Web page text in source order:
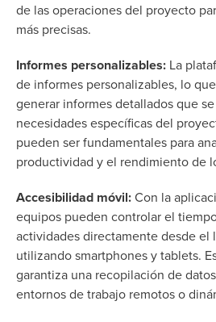
de las operaciones del proyecto
más precisas.
Informes personalizables: La
de informes personalizables, lo
generar informes detallados que
necesidades específicas del
pueden ser fundamentales para
productividad y el rendimiento de
Accesibilidad móvil: Con la
equipos pueden controlar el
actividades directamente desde el
utilizando smartphones y tablets.
garantiza una recopilación de
entornos de trabajo remotos o